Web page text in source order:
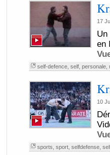
17
en
self-defence, self, personale,
10
sports sport, selfdefense,